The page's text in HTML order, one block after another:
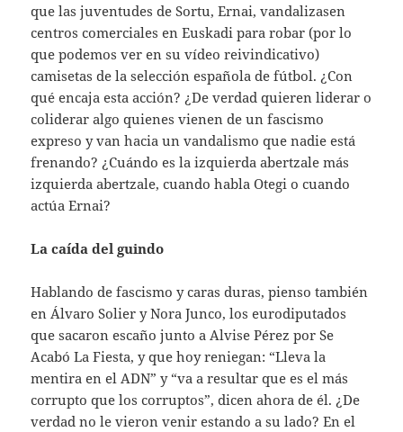
que las juventudes de Sortu, Ernai, vandalizasen
centros comerciales en Euskadi para robar (por lo
que podemos ver en su vídeo reivindicativo)
camisetas de la selección española de fútbol. ¿Con
qué encaja esta acción? ¿De verdad quieren liderar o
coliderar algo quienes vienen de un fascismo
expreso y van hacia un vandalismo que nadie está
frenando? ¿Cuándo es la izquierda abertzale más
izquierda abertzale, cuando habla Otegi o cuando
actúa Ernai?
La caída del guindo
Hablando de fascismo y caras duras, pienso también
en Álvaro Solier y Nora Junco, los eurodiputados
que sacaron escaño junto a Alvise Pérez por Se
Acabó La Fiesta, y que hoy reniegan: “Lleva la
mentira en el ADN” y “va a resultar que es el más
corrupto que los corruptos”, dicen ahora de él. ¿De
verdad no le vieron venir estando a su lado? En el